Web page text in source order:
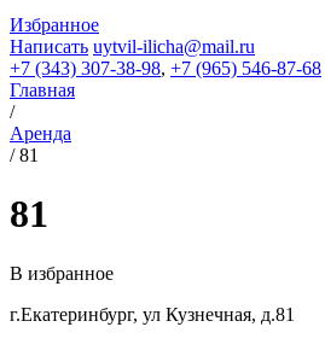
Избранное
Написать uytvil-ilicha@mail.ru
+7 (343) 307-38-98, +7 (965) 546-87-68
Главная
/
Аренда
/81
81
В избранное
г.Екатеринбург, ул Кузнечная, д.81